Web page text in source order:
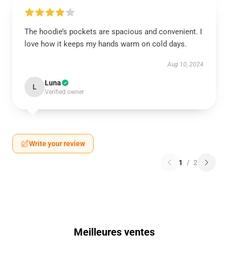
The hoodie’s pockets are spacious and convenient. I
love how it keeps my hands warm on cold days.
Aug 10, 2024
L Luna
Verified owner
Write your review
1 / 2
Meilleures ventes